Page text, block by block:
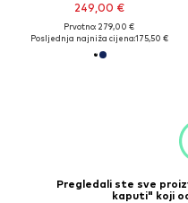
249,00 €
Prvotno: 279,00 €
Posljednja najniža cijena:175,50 €
Pregledali ste sve
kaputi" koji